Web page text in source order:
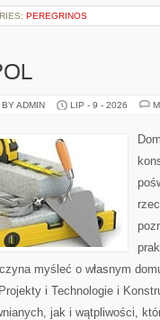
PEREGRINOS
ADMIN LIP - 9 - 2026
myśleć o własnym
i Technologie i
jak i wątpliwości,